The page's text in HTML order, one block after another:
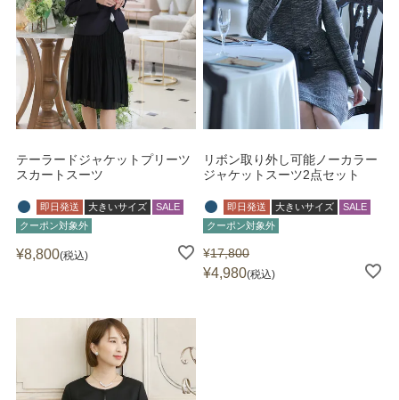
テーラードジャケットプリーツ
スカートスーツ
即日発送 大きいサイズ
SALE
クーポン対象外
¥8,800 税込
リボン取り外し可能ノーカラー
ジャケットスーツ2点セット
即日発送 大きいサイズ
SALE
クーポン対象外
¥17,800
¥4,980 税込